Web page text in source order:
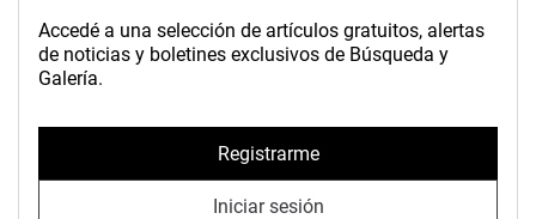
Accedé a una selección de artículos gratuitos, alertas
de noticias y boletines exclusivos de Búsqueda y
Galería.
Registrarme
Iniciar sesión